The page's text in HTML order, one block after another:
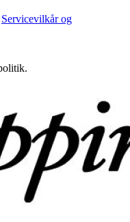
Servicevilkår og